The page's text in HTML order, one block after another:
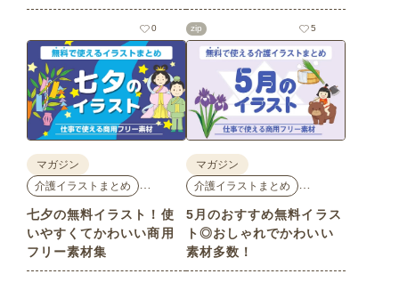
いいイラスト素材を多数ご紹
介いたします。夏の花である
ひまわりや朝顔、夏祭り、花
火、七夕など夏ならではのか
わいいイラストをご用意！ポ
スターやパンフレットなどで
使いやすいテイストなので、
ぜひご活用ください。
0
多数ご紹介します。どれも印
刷に適した解像度で、点数制
限なしで自由に使える素材ば
かり♪どなたでもご利用いただ
けます！ぜひご活用くださ
い。
zip 5
マガジン
介護イラストまとめ
七夕の無料イラスト！使
いやすくてかわいい商用
フリー素材集
マガジン
介護イラストまとめ
5月のおすすめ無料イラス
ト◎おしゃれでかわいい
素材多数！